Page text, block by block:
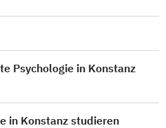
Psychologie in Konstanz
in Konstanz studieren